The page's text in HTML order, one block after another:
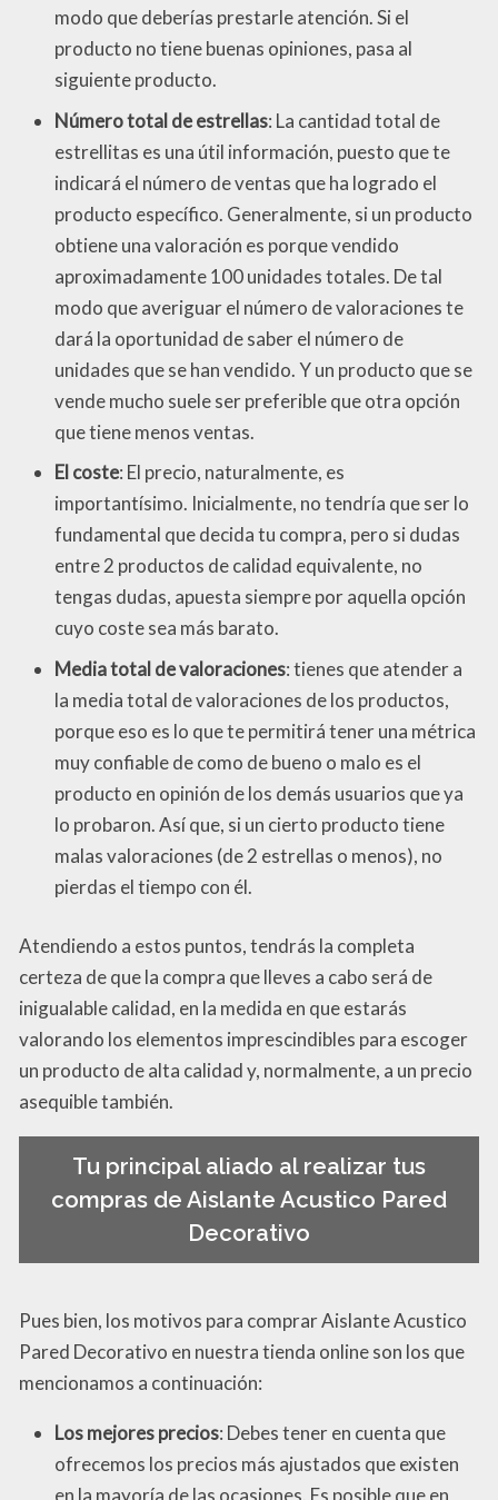
modo que deberías prestarle atención. Si el
producto no tiene buenas opiniones, pasa al
siguiente producto.
Número total de estrellas: La cantidad total de
estrellitas es una útil información, puesto que te
indicará el número de ventas que ha logrado el
producto específico. Generalmente, si un producto
obtiene una valoración es porque vendido
aproximadamente 100 unidades totales. De tal
modo que averiguar el número de valoraciones te
dará la oportunidad de saber el número de
unidades que se han vendido. Y un producto que se
vende mucho suele ser preferible que otra opción
que tiene menos ventas.
El coste: El precio, naturalmente, es
importantísimo. Inicialmente, no tendría que ser lo
fundamental que decida tu compra, pero si dudas
entre 2 productos de calidad equivalente, no
tengas dudas, apuesta siempre por aquella opción
cuyo coste sea más barato.
Media total de valoraciones: tienes que atender a
la media total de valoraciones de los productos,
porque eso es lo que te permitirá tener una métrica
muy confiable de como de bueno o malo es el
producto en opinión de los demás usuarios que ya
lo probaron. Así que, si un cierto producto tiene
malas valoraciones (de 2 estrellas o menos), no
pierdas el tiempo con él.
Atendiendo a estos puntos, tendrás la completa
certeza de que la compra que lleves a cabo será de
inigualable calidad, en la medida en que estarás
valorando los elementos imprescindibles para escoger
un producto de alta calidad y, normalmente, a un precio
asequible también.
Tu principal aliado al realizar tus
compras de Aislante Acustico Pared
Decorativo
Pues bien, los motivos para comprar Aislante Acustico
Pared Decorativo en nuestra tienda online son los que
mencionamos a continuación:
Los mejores precios: Debes tener en cuenta que
ofrecemos los precios más ajustados que existen
en la mayoría de las ocasiones. Es posible que en